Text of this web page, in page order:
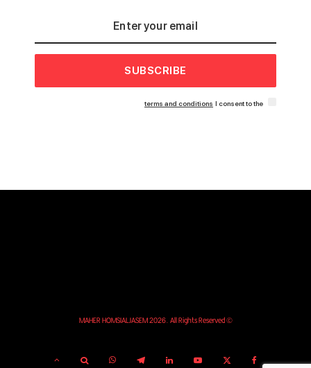
SUBSCRIBE
I consent to the
terms and conditions
© MAHER HOMSIALJASEM 2026. All Rights Reserved